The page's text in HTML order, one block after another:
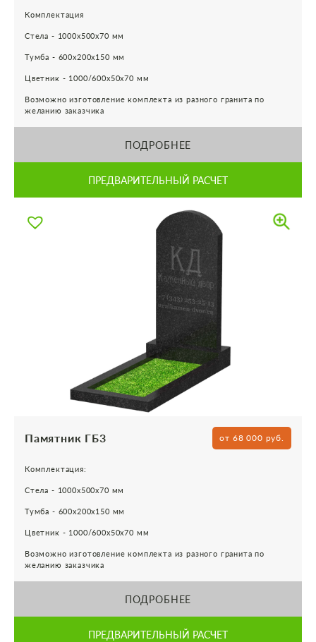
Комплектация
Стела - 1000х500х70 мм
Тумба - 600х200х150 мм
Цветник - 1000/600х50х70 мм
Возможно изготовление комплекта из разного гранита по
желанию заказчика
ПОДРОБНЕЕ
ПРЕДВАРИТЕЛЬНЫЙ РАСЧЕТ
Памятник ГБ3 от 68 000 руб.
Комплектация:
Стела - 1000х500х70 мм
Тумба - 600х200х150 мм
Цветник - 1000/600х50х70 мм
Возможно изготовление комплекта из разного гранита по
желанию заказчика
ПОДРОБНЕЕ
ПРЕДВАРИТЕЛЬНЫЙ РАСЧЕТ